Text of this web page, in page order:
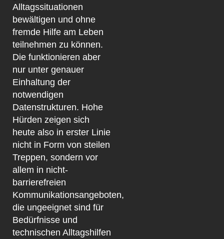
Alltagssituationen
bewältigen und ohne
fremde Hilfe am Leben
teilnehmen zu können.
Die funktionieren aber
nur unter genauer
Einhaltung der
notwendigen
Datenstrukturen. Hohe
Hürden zeigen sich
heute also in erster Linie
nicht in Form von steilen
Treppen, sondern vor
allem in nicht-
barrierefreien
Kommunikationsangeboten,
die ungeeignet sind für
Bedürfnisse und
technischen Alltagshilfen